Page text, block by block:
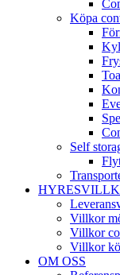
Köpa
Self
Villkor
Villkor
Villkor
OM OSS